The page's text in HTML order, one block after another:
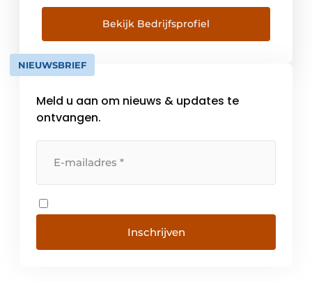
Isolectra stekerbare installaties voor 230V,
aanwezigheidsdetectie, tuinbouwverlichting
en bureau-elektrificatie. Onze oplossingen
maken dagelijkse installaties efficiënter,
veiliger en toekomstbestendig. Sterke
met name via de elektrotechnische
groothandel, […]
Bekijk Bedrijfsprofiel
NIEUWSBRIEF
Meld u aan om nieuws & updates te
ontvangen.
Inschrijven